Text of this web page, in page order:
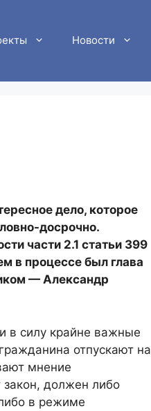
Новости
дело, которое
досрочно.
части 2.1 статьи 399
в процессе был глава
— Александр
в силу крайне важные
отпускают на
мнение
закон, должен либо
в режиме